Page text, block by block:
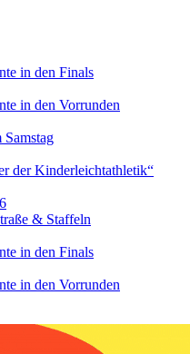
in den Finals
in den Vorrunden
der Kinderleichtathletik“
& Staffeln
in den Finals
in den Vorrunden